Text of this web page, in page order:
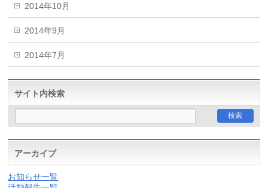
2014年10月
2014年9月
2014年7月
サイト内検索
アーカイブ
お知らせ一覧